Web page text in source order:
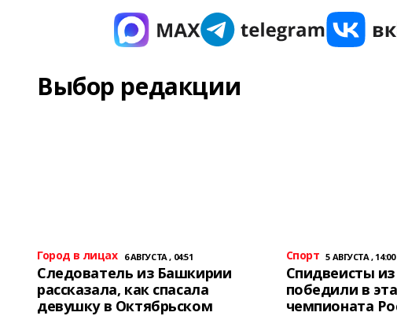
Выбор редакции
Город в лицах 6 АВГУСТА , 04:51
Следователь из Башкирии
рассказала, как спасала
девушку в Октябрьском
Спорт 5 АВГУСТА , 14:00
Спидвеисты
победили в
чемпионата